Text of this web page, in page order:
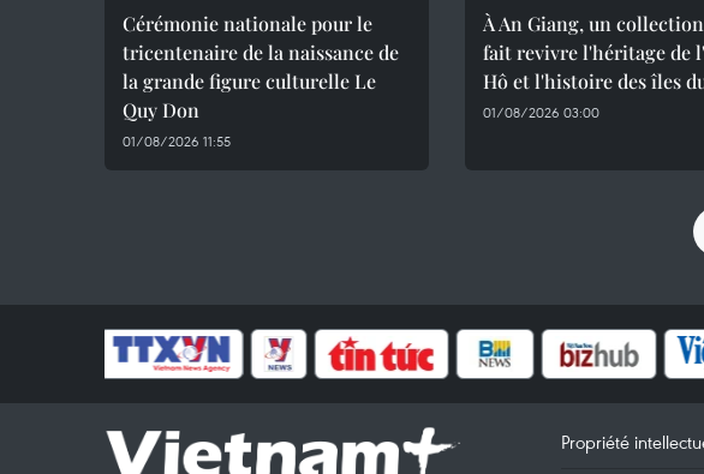
Cérémonie nationale pour le
tricentenaire de la naissance de
la grande figure culturelle Le
Quy Don
01/08/2026 11:55
À An Giang, un
fait revivre l'héritage de
Hô et l'histoire des îles
01/08/2026 03:00
Propriété